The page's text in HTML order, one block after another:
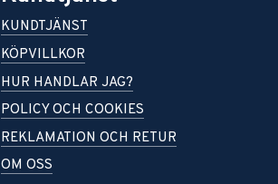
KUNDTJÄNST
KÖPVILLKOR
HUR HANDLAR JAG?
POLICY OCH COOKIES
REKLAMATION OCH RETUR
OM OSS